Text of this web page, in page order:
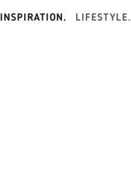
INSPIRATION. LIFESTYLE.